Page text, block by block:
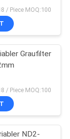
/ Piece MOQ:100
Graufilter
/ Piece MOQ:100
ND2-